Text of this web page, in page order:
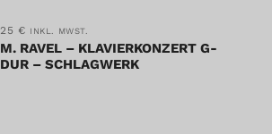
25 € INKL. MWST.
M. RAVEL – KLAVIERKONZERT G-
DUR – SCHLAGWERK